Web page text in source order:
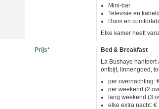
Mini-bar
Televisie en
Ruim en
Elke kamer heeft
Prijs*
Bed & Breakfast
La Bushaye
ontbijt, linnengoed,
per overnachting:
per weekend (2
lang weekend (3
elke extra nacht: €